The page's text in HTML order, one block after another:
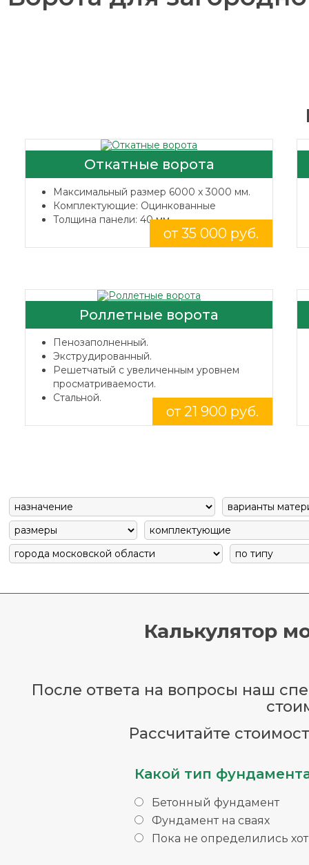
Откатные ворота
Максимальный размер 6000 x 3000 мм.
Комплектующие: Оцинкованные
Толщина панели: 40 мм.
от 35 000 руб.
Роллетные ворота
Пенозаполненный.
Экструдированный.
Решетчатый с увеличенным уровнем
просматриваемости.
Стальной.
от 21 900 руб.
Калькулятор
После ответа на вопросы наш
Рассчитайте
Какой тип
Бетонный фундамент
Фундамент на сваях
Пока не определились